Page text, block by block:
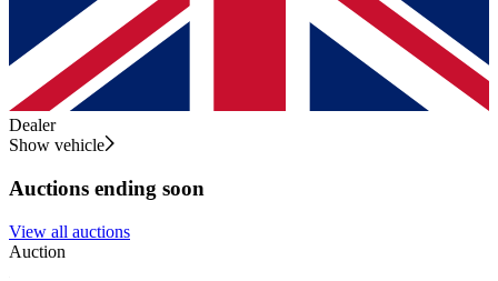
Dealer
Show vehicle
Auctions ending soon
View all auctions
Auction